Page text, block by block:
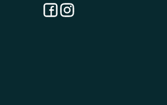
Facebook
Instagram